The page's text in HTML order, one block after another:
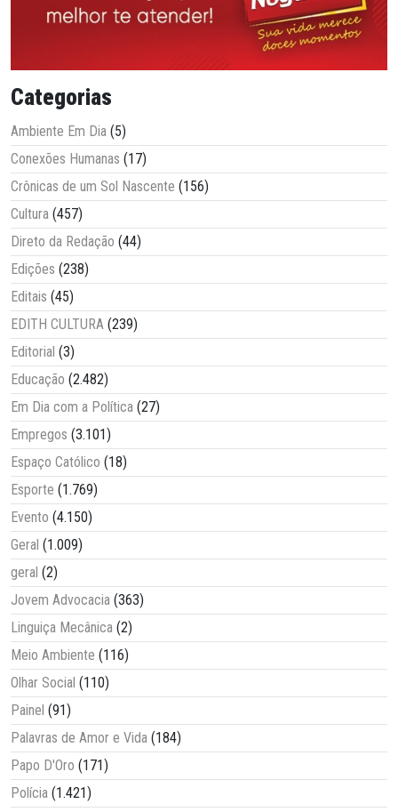
Categorias
Ambiente Em Dia (5)
Conexões Humanas (17)
Crônicas de um Sol Nascente (156)
Cultura (457)
Direto da Redação (44)
Edições (238)
Editais (45)
EDITH CULTURA (239)
Editorial (3)
Educação (2.482)
Em Dia com a Política (27)
Empregos (3.101)
Espaço Católico (18)
Esporte (1.769)
Evento (4.150)
Geral (1.009)
geral (2)
Jovem Advocacia (363)
Linguiça Mecânica (2)
Meio Ambiente (116)
Olhar Social (110)
Painel (91)
Palavras de Amor e Vida (184)
Papo D'Oro (171)
Polícia (1.421)